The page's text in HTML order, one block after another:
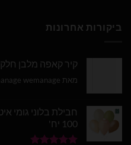
ביקורות אחרונות
קיר קאפה מלבן חלק 1.80X90 מטר
מאת wemanage wemanage
100 יח'